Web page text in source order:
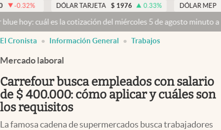
México
Economía y Política
Finanzas y Mercados
Mercados Online
Negocios
Columnistas
Otras secciones
Apertura
DÓLAR TARJETA $ 1976 0.33 % DÓLAR MEP 1518,45 -
la cotización del miércoles 5 de agosto minuto a minutoDólar
El Cronista Información General Trabajos
Mercado laboral
Carrefour busca empleados con salario
de $ 400.000: cómo aplicar y cuáles son
los requisitos
La famosa cadena de supermercados busca trabajadores